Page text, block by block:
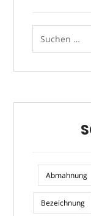
Abmahnung
Bezeichnung